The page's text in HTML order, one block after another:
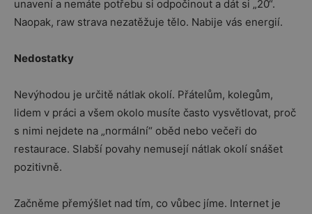
unavení a nemáte potřebu si odpočinout a dát si „20“.
Naopak, raw strava nezatěžuje tělo. Nabije vás energií.
Nedostatky
Nevýhodou je určitě nátlak okolí. Přátelům, kolegům,
lidem v práci a všem okolo musíte často vysvětlovat, proč
s nimi nejdete na „normální“ oběd nebo večeři do
restaurace. Slabší povahy nemusejí nátlak okolí snášet
pozitivně.
Začněme přemýšlet nad tím, co vůbec jíme. Internet je